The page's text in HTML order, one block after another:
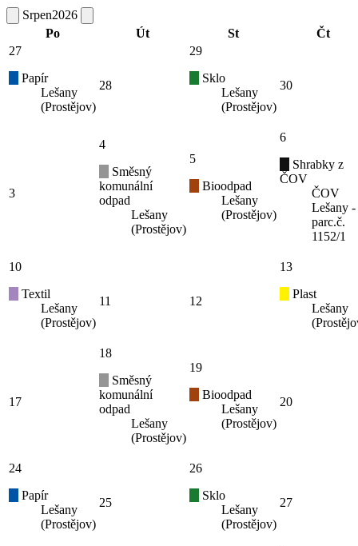
Srpen2026
Po
Út St
Čt
27
Papír
Lešany
(Prostějov)
28
29
Sklo
Lešany
(Prostějov)
30
3
4
Směsný
komunální
odpad
Lešany
(Prostějov)
5
Bioodpad
Lešany
(Prostějov)
6
Shrabky z
ČOV
ČOV
Lešany -
parc.č.
1152/1
10
Textil
Lešany
(Prostějov)
11 12
13
Plast
Lešany
17
18
Směsný
komunální
odpad
Lešany
(Prostějov)
19
Bioodpad
Lešany
(Prostějov)
20
24
Papír
Lešany
(Prostějov)
25
26
Sklo
Lešany
(Prostějov)
27